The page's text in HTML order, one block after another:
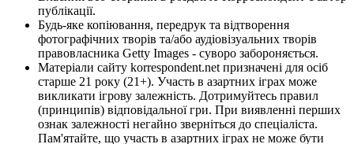
публікації.
Будь-яке копіювання, передрук та відтворення
фотографічних творів та/або аудіовізуальних творів
правовласника Getty Images - суворо забороняється.
Матеріали сайту korrespondent.net призначені для осіб
старше 21 року (21+). Участь в азартних іграх може
викликати ігрову залежність. Дотримуйтесь правил
(принципів) відповідальної гри. При виявленні перших
ознак залежності негайно зверніться до спеціаліста.
Пам'ятайте, що участь в азартних іграх не може бути